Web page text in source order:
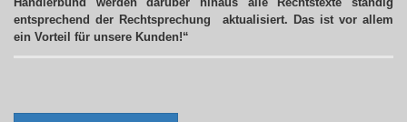
entsprechend der Rechtsprechung aktualisiert. Das ist vor allem
ein Vorteil für unsere Kunden!“